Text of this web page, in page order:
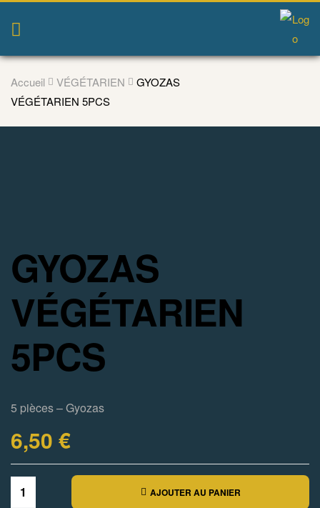
Accueil VÉGÉTARIEN
GYOZAS
VÉGÉTARIEN 5PCS
GYOZAS
VÉGÉTARIEN
5PCS
5 pièces – Gyozas
6,50 €
AJOUTER AU PANIER